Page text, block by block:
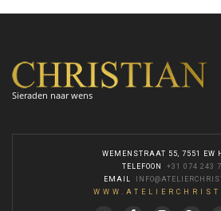
Sieraden naar wens
WEMENSTRAAT 55, 7551 EW
TELEFOON
+31 074 243
EMAIL